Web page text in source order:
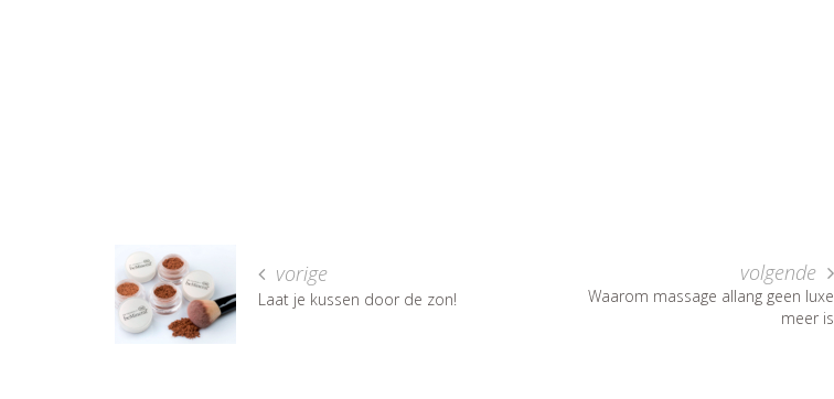
vorige
Laat je kussen door de zon!
volgende
Waarom massage allang geen luxe
meer is